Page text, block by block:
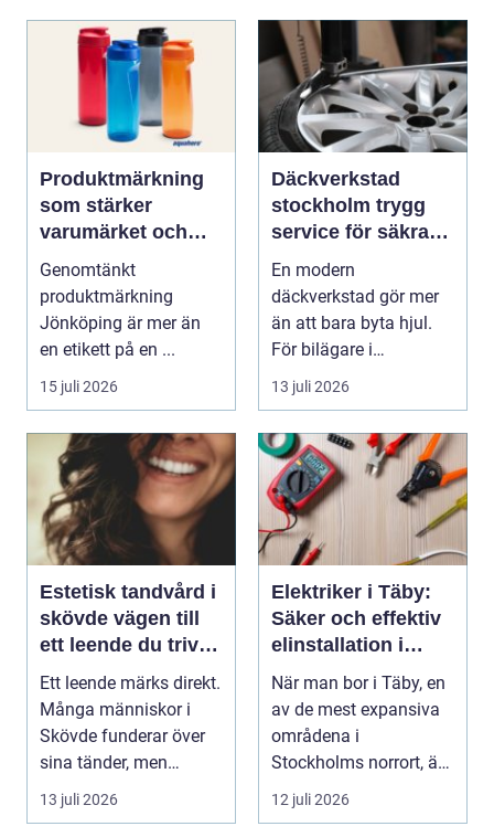
Produktmärkning
som stärker
varumärket och
förenklar vardagen
Genomtänkt
produktmärkning
Jönköping är mer än
en etikett på en ...
15 juli 2026
Däckverkstad
stockholm trygg
service för säkra
mil året runt
En modern
däckverkstad gör mer
än att bara byta hjul.
För bilägare i
Stockholm handlar
valet av däck...
13 juli 2026
Estetisk tandvård i
skövde vägen till
ett leende du trivs
med
Ett leende märks direkt.
Många människor i
Skövde funderar över
sina tänder, men
skjuter upp att gör...
13 juli 2026
Elektriker i Täby:
Säker och effektiv
elinstallation i
norrort
När man bor i Täby, en
av de mest expansiva
områdena i
Stockholms norrort, är
b...
12 juli 2026